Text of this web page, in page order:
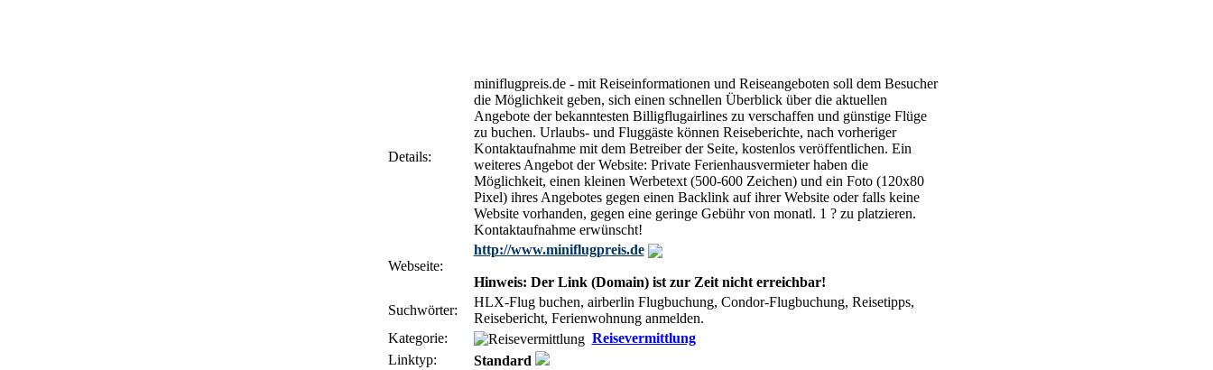
Details:
miniflugpreis.de - mit Reiseinformationen und Reiseangeboten soll dem Besucher
die Möglichkeit geben, sich einen schnellen Überblick über die aktuellen
Angebote der bekanntesten Billigflugairlines zu verschaffen und günstige Flüge
zu buchen. Urlaubs- und Fluggäste können Reiseberichte, nach vorheriger
Kontaktaufnahme mit dem Betreiber der Seite, kostenlos veröffentlichen. Ein
weiteres Angebot der Website: Private Ferienhausvermieter haben die
Möglichkeit, einen kleinen Werbetext (500-600 Zeichen) und ein Foto (120x80
Pixel) ihres Angebotes gegen einen Backlink auf ihrer Website oder falls keine
Website vorhanden, gegen eine geringe Gebühr von monatl. 1 ? zu platzieren.
Kontaktaufnahme erwünscht!
Webseite:
http://www.miniflugpreis.de
Hinweis: Der Link (Domain) ist zur Zeit nicht erreichbar!
Suchwörter:
HLX-Flug buchen, airberlin Flugbuchung, Condor-Flugbuchung, Reisetipps,
Reisebericht, Ferienwohnung anmelden.
Kategorie:
Reisevermittlung
Linktyp:
Standard